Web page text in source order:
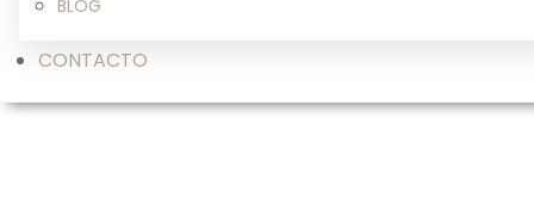
BLOG
CONTACTO